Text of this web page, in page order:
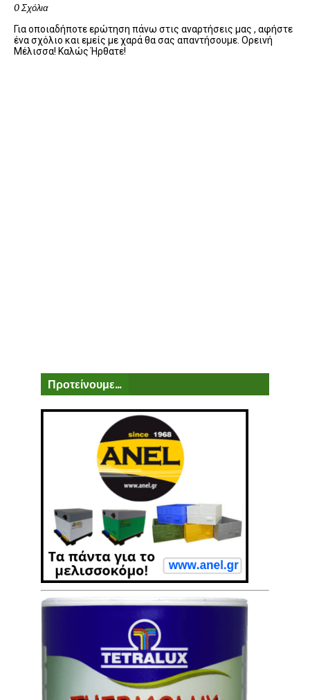
0 Σχόλια
Για οποιαδήποτε ερώτηση πάνω στις αναρτήσεις μας , αφήστε
ένα σχόλιο και εμείς με χαρά θα σας απαντήσουμε. Ορεινή
Μέλισσα! Καλώς Ήρθατε!
Προτείνουμε...